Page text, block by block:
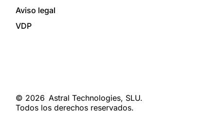
Aviso legal
VDP
© 2026 Astral Technologies, SLU.
Todos los derechos reservados.